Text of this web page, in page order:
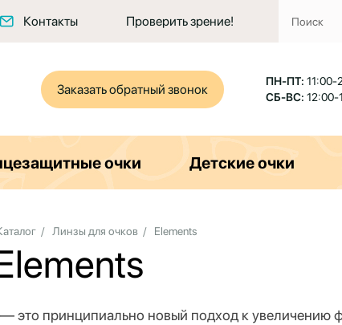
Контакты Проверить зрение!
Заказать обратный звонок
ПН-ПТ: 11:00-
СБ-ВС: 12:00-
очки Детские очки
/ Линзы для очков / Elements
это принципиально новый подход к увеличению